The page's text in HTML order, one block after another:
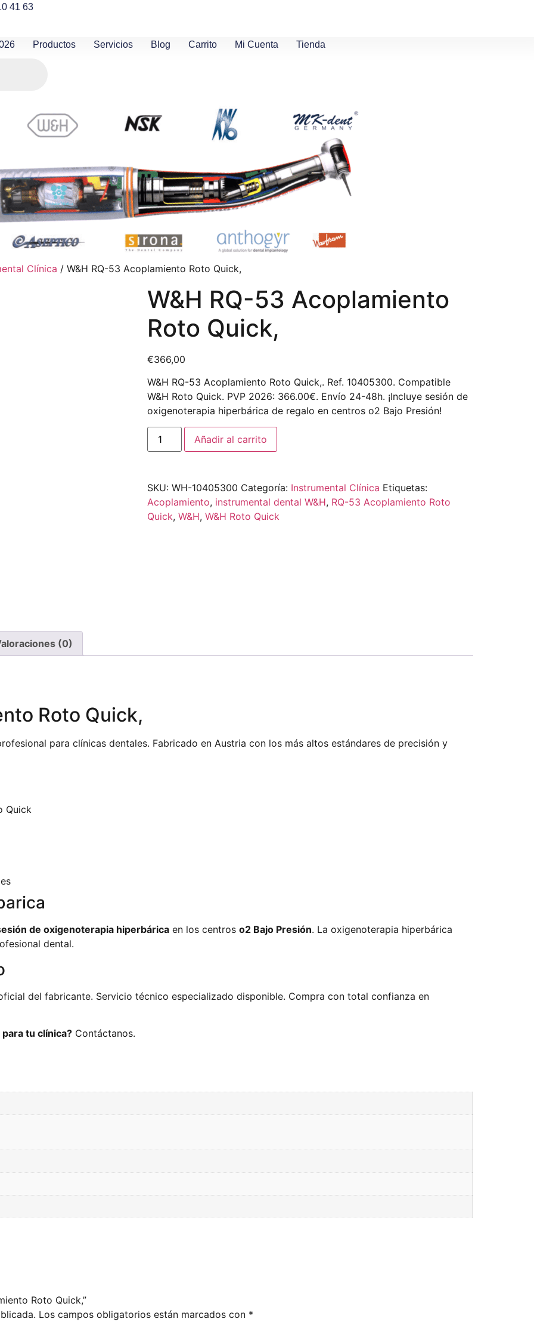
41 63
Productos Servicios Blog Carrito Mi Cuenta Tienda
Clínica / W&H RQ-53 Acoplamiento Roto Quick,
W&H RQ-53 Acoplamiento
Roto Quick,
€366,00
W&H RQ-53 Acoplamiento Roto Quick,. Ref. 10405300. Compatible
W&H Roto Quick. PVP 2026: 366.00€. Envío 24-48h. ¡Incluye sesión de
oxigenoterapia hiperbárica de regalo en centros o2 Bajo Presión!
Añadir al carrito
SKU: WH-10405300 Categoría: Instrumental Clínica Etiquetas:
Acoplamiento, instrumental dental W&H, RQ-53 Acoplamiento Roto
Quick, W&H, W&H Roto Quick
(0)
Roto Quick,
para clínicas dentales. Fabricado en Austria con los más altos estándares de precisión y
Quick
de oxigenoterapia hiperbárica en los centros o2 Bajo Presión. La oxigenoterapia hiperbárica
dental.
del fabricante. Servicio técnico especializado disponible. Compra con total confianza en
tu clínica? Contáctanos.
Roto Quick,”
Los campos obligatorios están marcados con *